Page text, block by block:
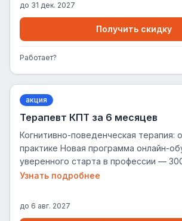
до 31 дек. 2027
Получить скидку
Работает?
акция
Терапевт КПТ за 6 месяцев
Когнитивно-поведенческая терапия:
практике Новая программа онлайн-
уверенного старта в профессии —
месяцев Освоите основы профессии и
Концентрированная практика с
Узнать подробнее
до 6 авг. 2027